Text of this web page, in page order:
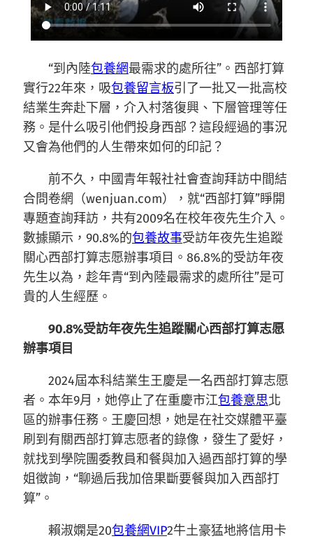
“到內陸包養網最需求的處所往”。西部打算
實行22年來，吸包養留言板引了一批又一批高校
結業生奔赴下層，介入村落復興、下層管理等任
務。是什么吸引他們投身西部？這段經過的事況
又會為他們的人生帶來如何的印記？
前不久，中國青年報社社會查詢拜訪中間結
合問卷網（wenjuan.com），就“西部打算”睜開
專題查詢拜訪，共有2009名在校年夜先生介入。
數據顯示，90.8%的包養故事受訪年夜先生追蹤
關心西部打算志愿辦事項目。86.8%的受訪年夜
先生以為，趁年青“到內陸最需求的處所往”是可
貴的人生經歷。
90.8%受訪年夜先生追蹤關心西部打算志愿
辦事項目
2024屆本科結業生王慶是一名西部打算志愿
者。本年9月，她停止了在重慶市江包養意思北
區的辦事任務。王慶回想，她是在社交媒體平臺
刷到有關西部打算志愿者的錄像，發生了愛好，
就找到學院團委教員和餐與加入過西部打算的學
姐徵詢，“聊過后我加倍果斷要餐與加入西部打
算”。
賴淑嫻是20包養網VIP2牛土豪猛地將信用卡